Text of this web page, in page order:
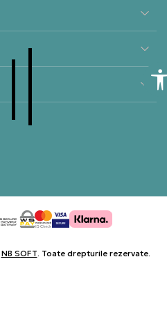
NB SOFT. Toate drepturile rezervate.